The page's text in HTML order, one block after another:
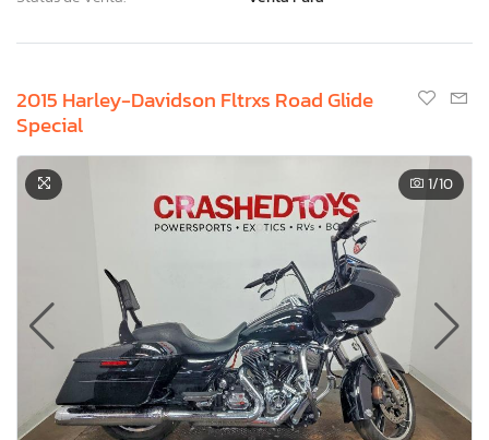
2015 Harley-Davidson Fltrxs Road Glide
Special
1/10